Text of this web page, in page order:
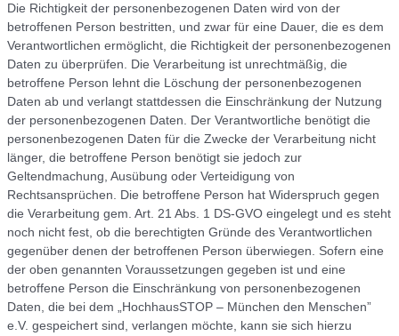
Die Richtigkeit der personenbezogenen Daten wird von der
betroffenen Person bestritten, und zwar für eine Dauer, die es dem
Verantwortlichen ermöglicht, die Richtigkeit der personenbezogenen
Daten zu überprüfen. Die Verarbeitung ist unrechtmäßig, die
betroffene Person lehnt die Löschung der personenbezogenen
Daten ab und verlangt stattdessen die Einschränkung der Nutzung
der personenbezogenen Daten. Der Verantwortliche benötigt die
personenbezogenen Daten für die Zwecke der Verarbeitung nicht
länger, die betroffene Person benötigt sie jedoch zur
Geltendmachung, Ausübung oder Verteidigung von
Rechtsansprüchen. Die betroffene Person hat Widerspruch gegen
die Verarbeitung gem. Art. 21 Abs. 1 DS-GVO eingelegt und es steht
noch nicht fest, ob die berechtigten Gründe des Verantwortlichen
gegenüber denen der betroffenen Person überwiegen. Sofern eine
der oben genannten Voraussetzungen gegeben ist und eine
betroffene Person die Einschränkung von personenbezogenen
Daten, die bei dem „HochhausSTOP – München den Menschen”
e.V. gespeichert sind, verlangen möchte, kann sie sich hierzu